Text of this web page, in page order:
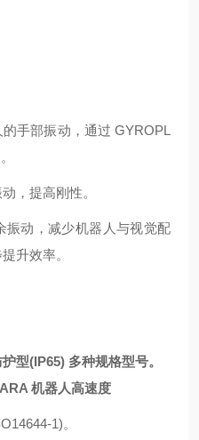
手部振动，通过 GYROPL
，提高刚性。
振动，减少机器人与视觉配
升效率。
型(IP65) 多种规格型号。
机器人高速度
1)。